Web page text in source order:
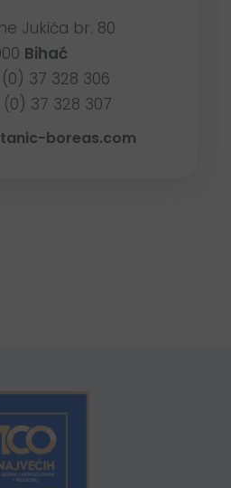
Jukića br. 80
Bihać
37 328 306
37 328 307
boreas.com